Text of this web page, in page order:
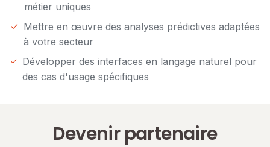
métier uniques
Mettre en œuvre des analyses prédictives adaptées
à votre secteur
Développer des interfaces en langage naturel pour
des cas d'usage spécifiques
Devenir partenaire